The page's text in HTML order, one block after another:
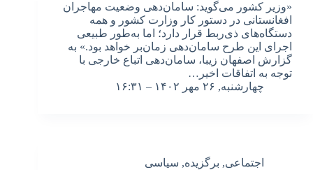
«وزیر کشور می‌گوید: سامان‌دهی وضعیت مهاجران
افغانستانی در دستور کار وزارت کشور و همه
دستگاه‌های ذی‌ربط قرار دارد؛ اما به‌طور طبیعی
اجرای این طرح سامان‌دهی زمان‌بر خواهد بود.» به
گزارش اصفهان زیبا، سامان‌دهی اتباع خارجی با
توجه به اتفاقات اخیر…
چهارشنبه, ۲۶ مهر ۱۴۰۲ – ۱۶:۳۱
اجتماعی, برگزیده, سیاسی